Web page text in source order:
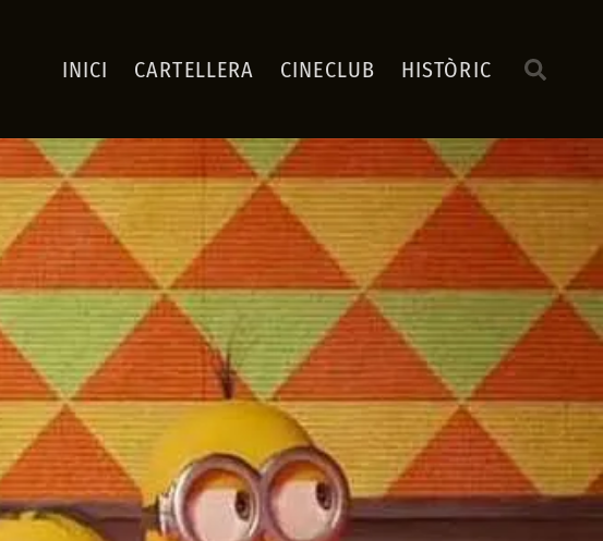
INICI CARTELLERA CINECLUB HISTÒRIC